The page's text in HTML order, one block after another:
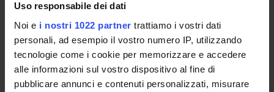
Uso responsabile dei dati
Noi e i nostri 1022 partner trattiamo i vostri dati
personali, ad esempio il vostro numero IP, utilizzando
tecnologie come i cookie per memorizzare e accedere
alle informazioni sul vostro dispositivo al fine di
pubblicare annunci e contenuti personalizzati, misurare
SERVIZI DI SEGRETERIA STUDENTI
STRUTTURE DEL DIPARTIMENTO